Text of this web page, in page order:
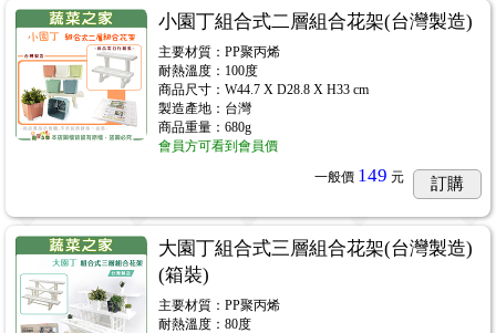
小園丁組合式二層組合花架(台灣製造)
主要材質：PP聚丙烯
耐熱溫度：100度
商品尺寸：W44.7 X D28.8 X H33 cm
製造產地：台灣
商品重量：680g
會員方可看到會員價
一般價 149 元 訂購
大園丁組合式三層組合花架(台灣製造)
(箱裝)
主要材質：PP聚丙烯
耐熱溫度：80度